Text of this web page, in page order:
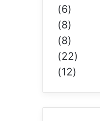
(6)
(8)
(8)
(22)
(12)